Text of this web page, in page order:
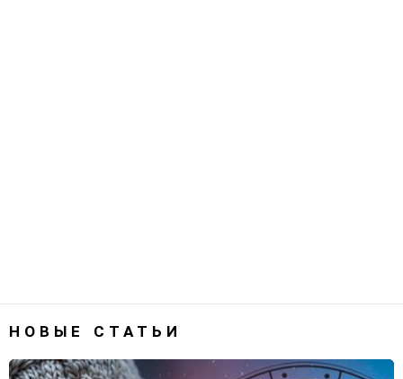
НОВЫЕ СТАТЬИ